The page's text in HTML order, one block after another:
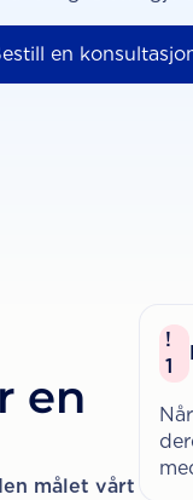
en
en
målet vårt
!
1